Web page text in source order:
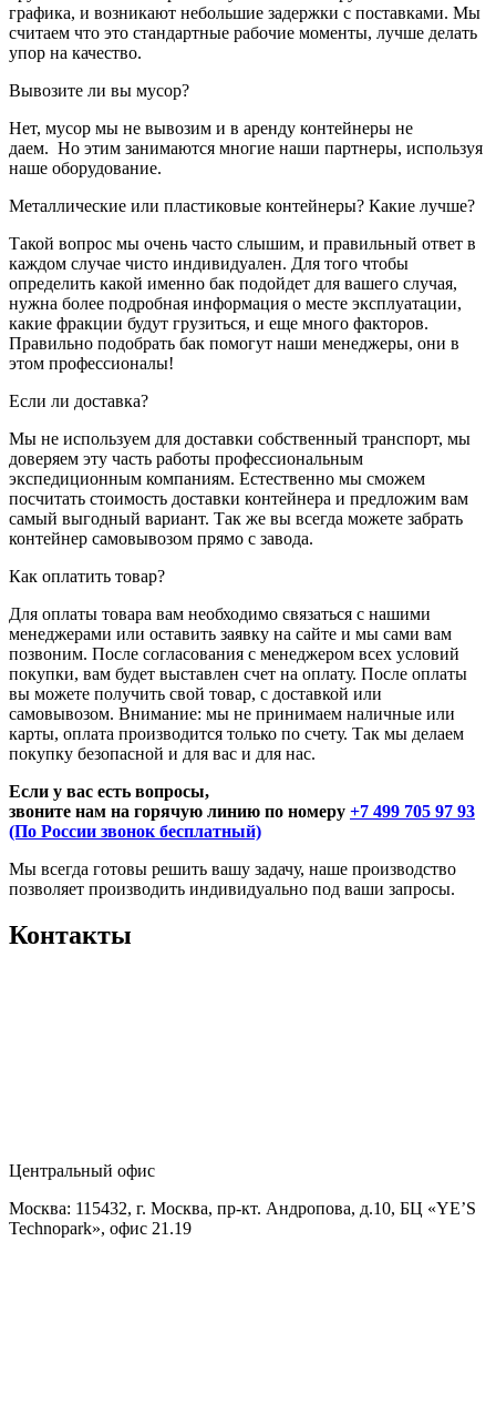
графика, и возникают небольшие задержки с поставками. Мы
считаем что это стандартные рабочие моменты, лучше делать
упор на качество.
Вывозите ли вы мусор?
Нет, мусор мы не вывозим и в аренду контейнеры не
даем. Но этим занимаются многие наши партнеры, используя
наше оборудование.
Металлические или пластиковые контейнеры? Какие лучше?
Такой вопрос мы очень часто слышим, и правильный ответ в
каждом случае чисто индивидуален. Для того чтобы
определить какой именно бак подойдет для вашего случая,
нужна более подробная информация о месте эксплуатации,
какие фракции будут грузиться, и еще много факторов.
Правильно подобрать бак помогут наши менеджеры, они в
этом профессионалы!
Если ли доставка?
Мы не используем для доставки собственный транспорт, мы
доверяем эту часть работы профессиональным
экспедиционным компаниям. Естественно мы сможем
посчитать стоимость доставки контейнера и предложим вам
самый выгодный вариант. Так же вы всегда можете забрать
контейнер самовывозом прямо с завода.
Как оплатить товар?
Для оплаты товара вам необходимо связаться с нашими
менеджерами или оставить заявку на сайте и мы сами вам
позвоним. После согласования с менеджером всех условий
покупки, вам будет выставлен счет на оплату. После оплаты
вы можете получить свой товар, с доставкой или
самовывозом. Внимание: мы не принимаем наличные или
карты, оплата производится только по счету. Так мы делаем
покупку безопасной и для вас и для нас.
Если у вас есть вопросы,
звоните нам на горячую линию по номеру +7 499 705 97 93
(По России звонок бесплатный)
Мы всегда готовы решить вашу задачу, наше производство
позволяет производить индивидуально под ваши запросы.
Контакты
Центральный офис
Москва: 115432, г. Москва, пр-кт. Андропова, д.10, БЦ «YE’S
Technopark», офис 21.19